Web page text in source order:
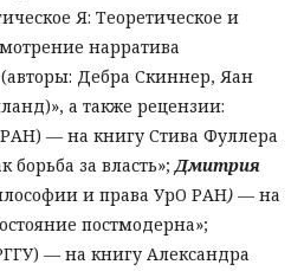
Я: Теоретическое и
нарратива
(авторы: Дебра Скиннер, Яан
а также рецензии:
— на книгу Стива Фуллера
борьба за власть»;Дмитрия
и права УрО РАН) — на
постмодерна»;
— на книгу Александра